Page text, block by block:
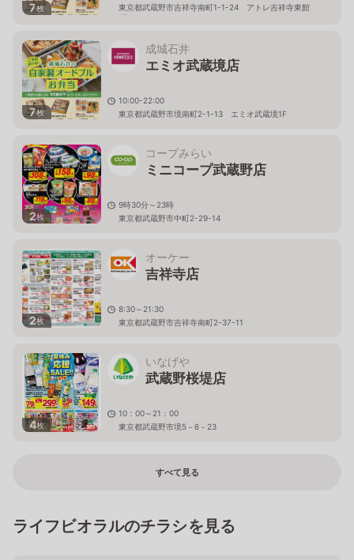
7枚
東京都武蔵野市吉祥寺南町1-1-24 アトレ吉祥寺東館
1F
7枚
成城石井
エミオ武蔵境店
10:00-22:00
東京都武蔵野市境南町2-1-13 エミオ武蔵境1F
2枚
コープみらい
ミニコープ武蔵野店
9時30分～23時
東京都武蔵野市中町2-29-14
2枚
オーケー
吉祥寺店
8:30～21:30
東京都武蔵野市吉祥寺南町2-37-11
4枚
いなげや
武蔵野桜堤店
10：00～21：00
東京都武蔵野市境5－6－23
すべて見る
ライフビオラルのチラシを見る